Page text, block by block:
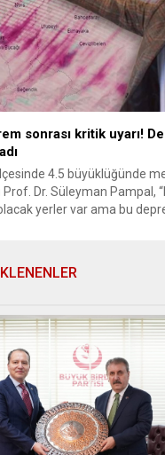
sonrası kritik uyarı!
4.5 büyüklüğünde
Dr. Süleyman Pampal,
yerler var ama bu
gelmeye başladı.
Pampal, bölgedeki fay...